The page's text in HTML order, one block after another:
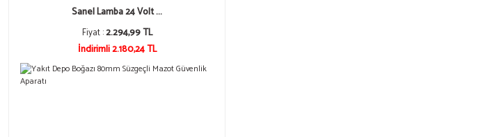
Sanel Lamba 24 Volt ...
Fiyat :2.294,99 TL
İndirimli 2.180,24 TL